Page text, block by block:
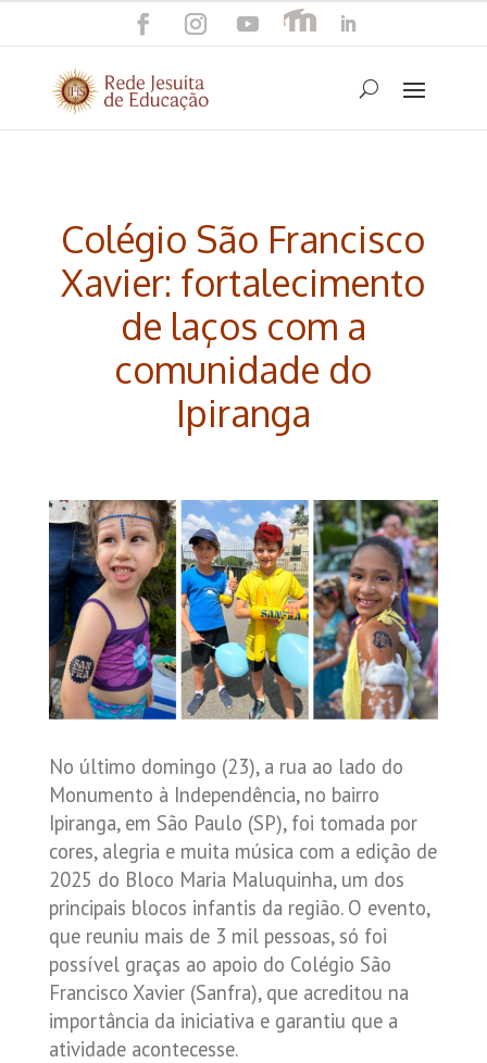
Colégio São Francisco
Xavier: fortalecimento
de laços com a
comunidade do
Ipiranga
No último domingo (23), a rua ao lado do
Monumento à Independência, no bairro
Ipiranga, em São Paulo (SP), foi tomada por
cores, alegria e muita música com a edição de
2025 do Bloco Maria Maluquinha, um dos
principais blocos infantis da região. O evento,
que reuniu mais de 3 mil pessoas, só foi
possível graças ao apoio do Colégio São
Francisco Xavier (Sanfra), que acreditou na
importância da iniciativa e garantiu que a
atividade acontecesse.